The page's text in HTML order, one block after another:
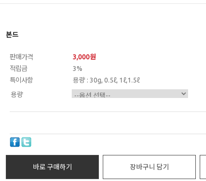
본드
판매가격 3,000원
적립금
3%
특이사항
용량 : 30g, 0.5ℓ, 1ℓ,1.5ℓ
용량
바로 구매하기 장바구니 담기